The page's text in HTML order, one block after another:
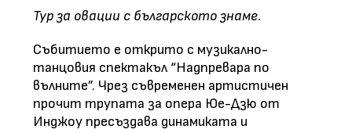
Тур за овации с българското знаме.
Събитието е открито с музикално-
танцовия спектакъл “Надпревара по
вълните”. Чрез съвременен артистичен
прочит трупата за опера Юе-Дзю от
Инджоу пресъздава динамиката и